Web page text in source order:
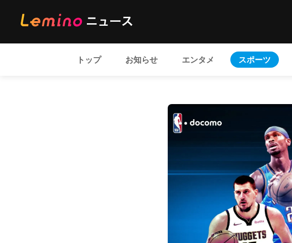
トップ お知らせ エンタメ スポーツ